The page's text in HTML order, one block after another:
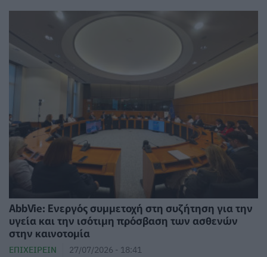
AbbVie: Ενεργός συμμετοχή στη συζήτηση για την
υγεία και την ισότιμη πρόσβαση των ασθενών
στην καινοτομία
ΕΠΙΧΕΙΡΕΊΝ 27/07/2026 - 18:41